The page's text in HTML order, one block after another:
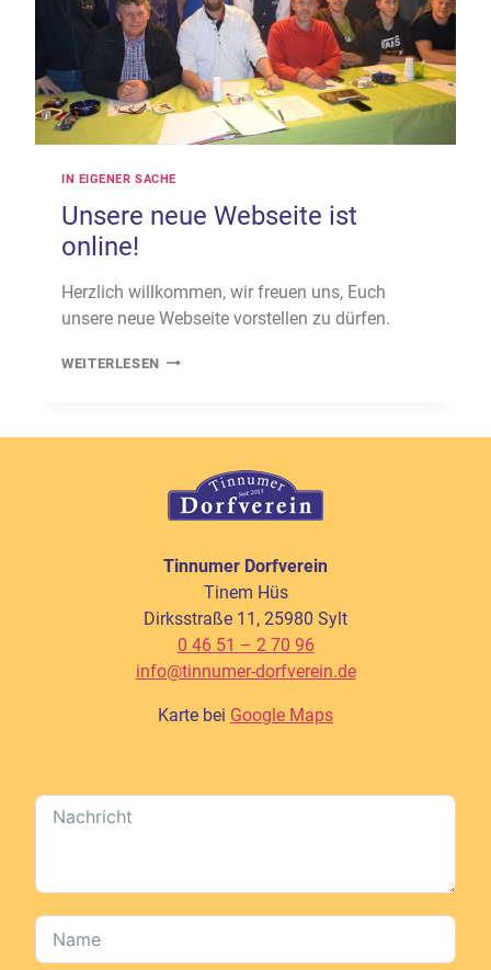
IN EIGENER SACHE
Unsere neue Webseite ist
online!
Herzlich willkommen, wir freuen uns, Euch
unsere neue Webseite vorstellen zu dürfen.
WEITERLESEN UNSERE
ONLINE!
Tinnumer Dorfverein
Tinem Hüs
Dirksstraße 11, 25980 Sylt
0 46 51 – 2 70 96
info@tinnumer-dorfverein.de
Karte bei Google Maps